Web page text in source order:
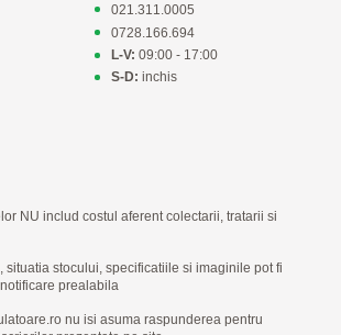
021.311.0005
0728.166.694
L-V: 09:00 - 17:00
S-D: inchis
NU includ costul aferent colectarii, tratarii si
situatia stocului, specificatiile si imaginile pot fi
prealabila
nu isi asuma raspunderea pentru